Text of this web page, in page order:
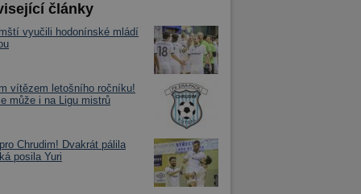
články
vyučili hodonínské mládí
vítězem letošního ročníku!
může i na Ligu mistrů
Chrudim! Dvakrát pálila
posila Yuri